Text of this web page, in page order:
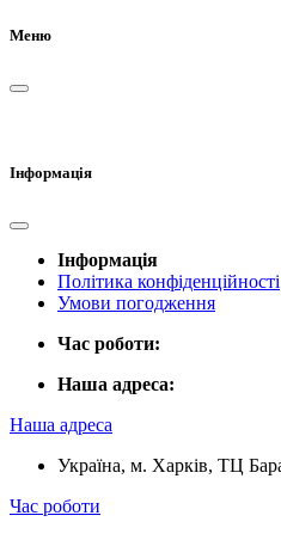
Меню
Інформація
Інформація
Політика конфіденційності
Умови погодження
Час роботи:
Наша адреса:
Наша адреса
Україна, м. Харків, ТЦ
Час роботи